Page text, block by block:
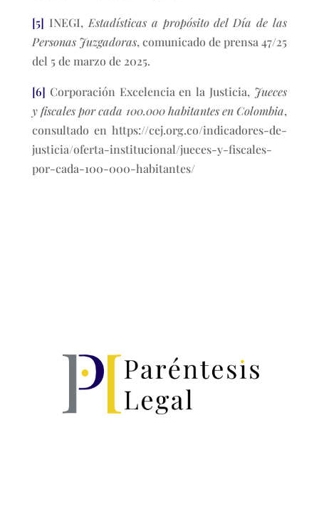
[5] INEGI, Estadísticas a propósito del Día de las
Personas Juzgadoras, comunicado de prensa 47/25
del 5 de marzo de 2025.
[6] Corporación Excelencia en la Justicia, Jueces
y fiscales por cada 100.000 habitantes en Colombia,
consultado en https://cej.org.co/indicadores-de-
justicia/oferta-institucional/jueces-y-fiscales-
por-cada-100-000-habitantes/